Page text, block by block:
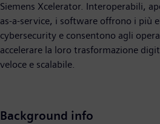
Siemens Xcelerator. Interoperabili,
as-a-service, i software offrono i più
cybersecurity e consentono agli
accelerare la loro trasformazione
veloce e scalabile.
Background info